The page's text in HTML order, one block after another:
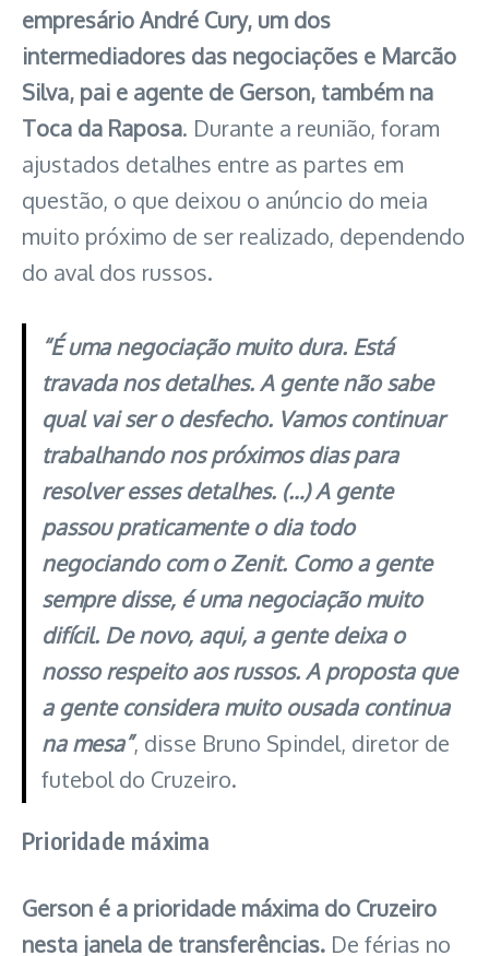
empresário André Cury, um dos
intermediadores das negociações e Marcão
Silva, pai e agente de Gerson, também na
Toca da Raposa. Durante a reunião, foram
ajustados detalhes entre as partes em
questão, o que deixou o anúncio do meia
muito próximo de ser realizado, dependendo
do aval dos russos.
“É uma negociação muito dura. Está
travada nos detalhes. A gente não sabe
qual vai ser o desfecho. Vamos continuar
trabalhando nos próximos dias para
resolver esses detalhes. (…) A gente
passou praticamente o dia todo
negociando com o Zenit. Como a gente
sempre disse, é uma negociação muito
difícil. De novo, aqui, a gente deixa o
nosso respeito aos russos. A proposta que
a gente considera muito ousada continua
na mesa”, disse Bruno Spindel, diretor de
futebol do Cruzeiro.
Prioridade máxima
Gerson é a prioridade máxima do Cruzeiro
nesta janela de transferências. De férias no